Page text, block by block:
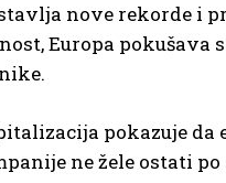
nove rekorde i
Europa pokušava
pokazuje da
ne žele ostati